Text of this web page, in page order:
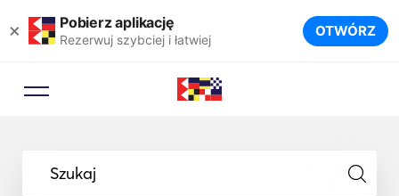
× Pobierz aplikację
Rezerwuj szybciej i łatwiej OTWÓRZ
Szukaj